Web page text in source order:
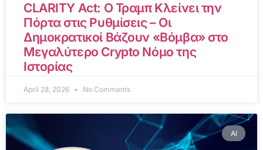
CLARITY Act: Ο Τραμπ Κλείνει την
Πόρτα στις Ρυθμίσεις – Οι
Δημοκρατικοί Βάζουν «Βόμβα» στο
Μεγαλύτερο Crypto Νόμο της
Ιστορίας
April 28, 2026 No Comments
AI